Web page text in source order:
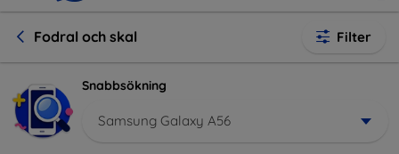
Fodral och skal Filter
Snabbsökning
Samsung Galaxy A56